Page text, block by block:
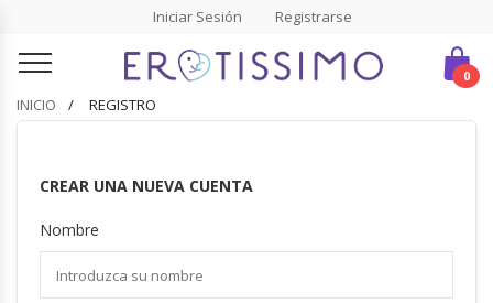
Iniciar Sesión Registrarse
0
INICIO REGISTRO
CREAR UNA NUEVA CUENTA
Nombre